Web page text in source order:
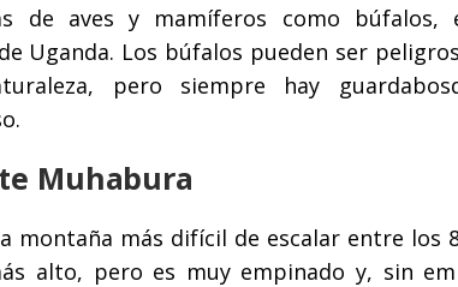
de aves y mamíferos como
Uganda. Los búfalos pueden ser
pero siempre hay
Muhabura
montaña más difícil de escalar entre los
alto, pero es muy empinado y, sin